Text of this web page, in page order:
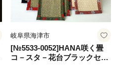
岐阜県海津市
[№5533-0052]HANA咲く畳
コ－スタ－花台ブラックセッ